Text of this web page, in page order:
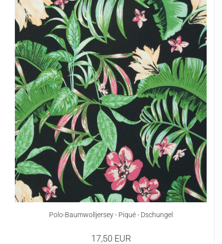
Polo-Baumwolljersey - Piqué - Dschungel
17,50 EUR